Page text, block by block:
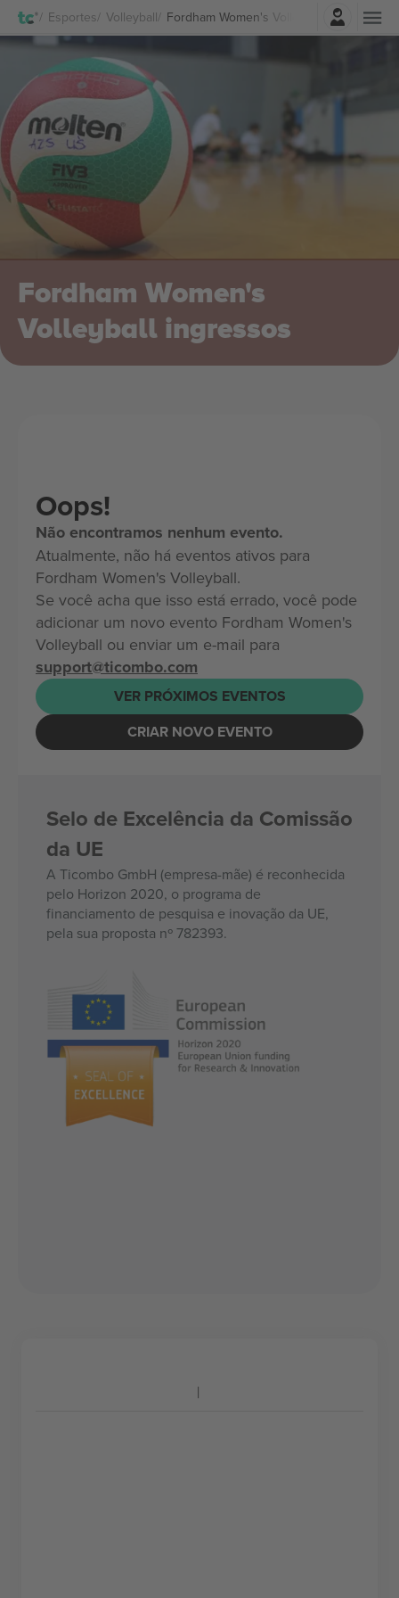
Esportes Volleyball Fordham Women's Volleyball Ingressos
Entrar
Fordham Women's
Volleyball ingressos
Oops!
Não encontramos nenhum evento.
Atualmente, não há eventos ativos para
Fordham Women's Volleyball.
Se você acha que isso está errado, você pode
adicionar um novo evento Fordham Women's
Volleyball ou enviar um e-mail para
support@ticombo.com
VER PRÓXIMOS EVENTOS
CRIAR NOVO EVENTO
Selo de Excelência da Comissão
da UE
A Ticombo GmbH (empresa-mãe) é reconhecida
pelo Horizon 2020, o programa de
financiamento de pesquisa e inovação da UE,
pela sua proposta nº 782393.